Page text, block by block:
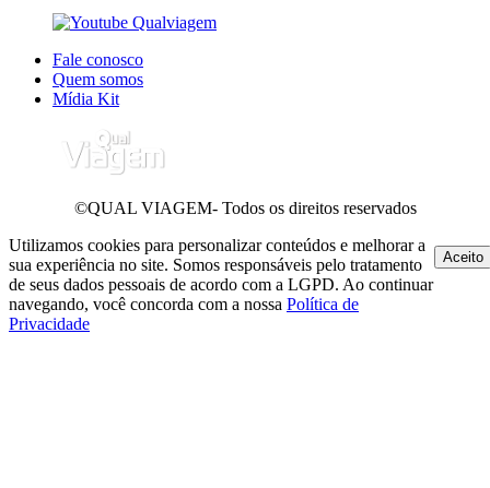
Fale conosco
Quem somos
Mídia Kit
©QUAL VIAGEM- Todos os direitos reservados
Utilizamos cookies para personalizar conteúdos e melhorar a
sua experiência no site. Somos responsáveis pelo tratamento
de seus dados pessoais de acordo com a LGPD. Ao continuar
navegando, você concorda com a nossa Política de
Privacidade
Aceito